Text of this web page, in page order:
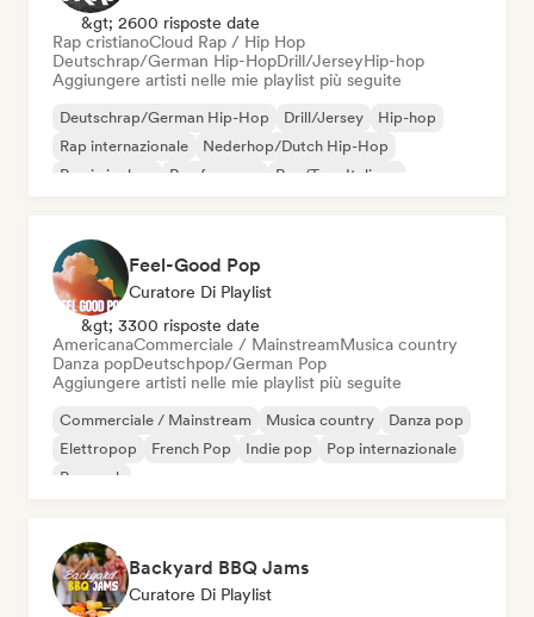
&gt; 2600 risposte date
Rap cristianoCloud Rap / Hip Hop
Deutschrap/German Hip-HopDrill/JerseyHip-hop
Aggiungere artisti nelle mie playlist più seguite
Deutschrap/German Hip-Hop Drill/Jersey
Hip-hop
Rap internazionale
Nederhop/Dutch Hip-Hop
Rap in inglese
Rap francese Rap/Trap Italiano
Feel-Good Pop
Curatore Di Playlist
&gt; 3300 risposte date
AmericanaCommerciale / MainstreamMusica country
Danza popDeutschpop/German Pop
Aggiungere artisti nelle mie playlist più seguite
Commerciale / Mainstream Musica country
Danza pop
Elettropop
French Pop Indie pop
Pop internazionale
Pop rock
Backyard BBQ Jams
Curatore Di Playlist